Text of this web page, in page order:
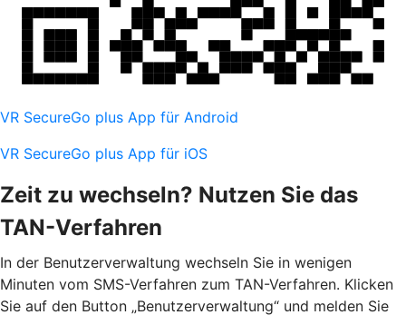
VR SecureGo plus App für Android
VR SecureGo plus App für iOS
Zeit zu wechseln? Nutzen Sie das
TAN-Verfahren
In der Benutzerverwaltung wechseln Sie in wenigen
Minuten vom SMS-Verfahren zum TAN-Verfahren. Klicken
Sie auf den Button „Benutzerverwaltung“ und melden Sie